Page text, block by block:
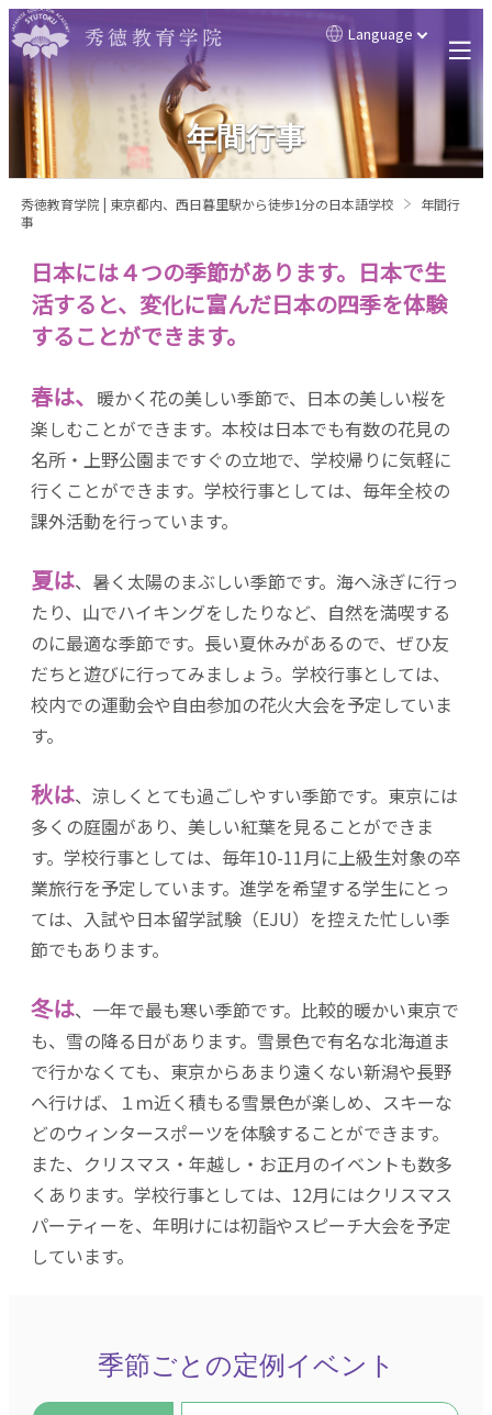
Language
年間行事
秀徳教育学院 | 東京都内、西日暮里駅から徒歩1分の日本語学校
年間行
事
日本には４つの季節があります。 日本で生
活すると、変化に富んだ日本の四季を体験
することができます。
春は、 暖かく花の美しい季節で、日本の美しい桜を
楽しむことができます。本校は日本でも有数の花見の
名所・上野公園まですぐの立地で、学校帰りに気軽に
行くことができます。学校行事としては、毎年全校の
課外活動を行っています。
夏は、暑く太陽のまぶしい季節です。海へ泳ぎに行っ
たり、山でハイキングをしたりなど、自然を満喫する
のに最適な季節です。長い夏休みがあるので、ぜひ友
だちと遊びに行ってみましょう。学校行事としては、
校内での運動会や自由参加の花火大会を予定していま
す。
秋は、涼しくとても過ごしやすい季節です。東京には
多くの庭園があり、美しい紅葉を見ることができま
す。学校行事としては、毎年10-11月に上級生対象の卒
業旅行を予定しています。進学を希望する学生にとっ
ては、入試や日本留学試験（EJU）を控えた忙しい季
節でもあります。
冬は、一年で最も寒い季節です。比較的暖かい東京で
も、雪の降る日があります。雪景色で有名な北海道ま
で行かなくても、東京からあまり遠くない新潟や長野
へ行けば、１ｍ近く積もる雪景色が楽しめ、スキーな
どのウィンタースポーツを体験することができます。
また、クリスマス・年越し・お正月のイベントも数多
くあります。学校行事としては、12月にはクリスマス
パーティーを、年明けには初詣やスピーチ大会を予定
しています。
季節ごとの定例イベント